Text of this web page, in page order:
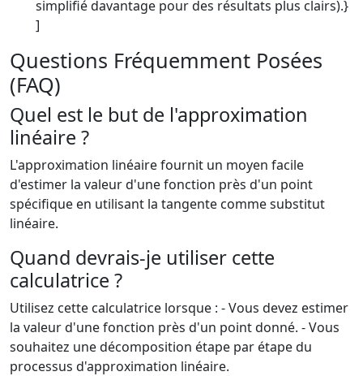
simplifié davantage pour des résultats plus clairs).}
]
Questions Fréquemment Posées
(FAQ)
Quel est le but de l'approximation
linéaire ?
L'approximation linéaire fournit un moyen facile
d'estimer la valeur d'une fonction près d'un point
spécifique en utilisant la tangente comme substitut
linéaire.
Quand devrais-je utiliser cette
calculatrice ?
Utilisez cette calculatrice lorsque : - Vous devez estimer
la valeur d'une fonction près d'un point donné. - Vous
souhaitez une décomposition étape par étape du
processus d'approximation linéaire.